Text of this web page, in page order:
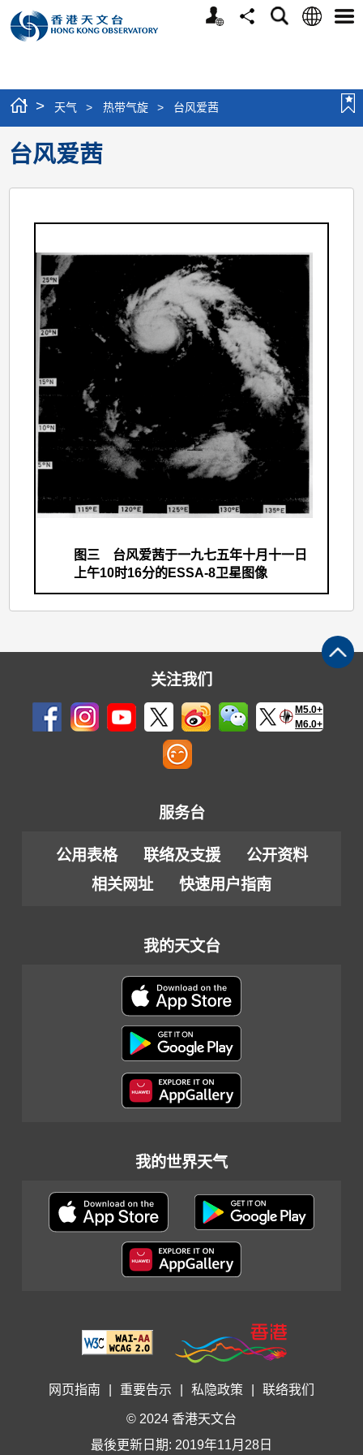
个
分
搜
语
选
> 天气 > 热带气旋 > 台风爱茜
台风爱茜
图三 台风爱茜于一九七五年十月十一日
上午10时16分的ESSA-8卫星图像
关注我们
M5.0+
M6.0+
服务台
公用表格 联络及支援
公开资料
相关网址
快速用户指南
我的天文台
我的世界天气
网页指南 重要告示 私隐政策 联络我们
© 2024 香港天文台
最後更新日期: 2019年11月28日